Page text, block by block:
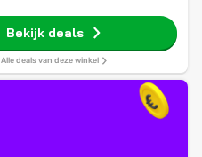
Bekijk deals
Alle deals van deze winkel